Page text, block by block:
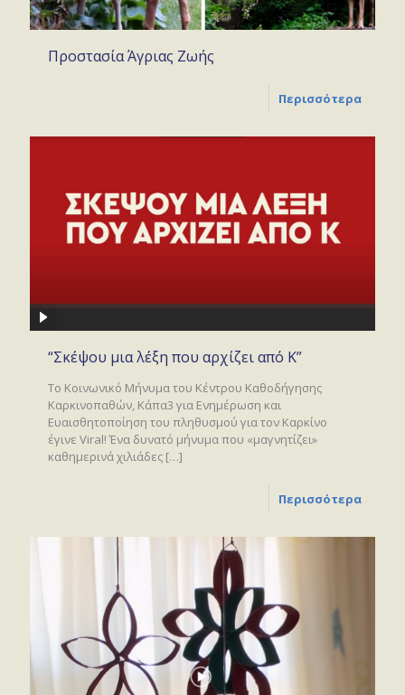
Προστασία Άγριας Ζωής
Περισσότερα
“Σκέψου μια λέξη που αρχίζει από Κ”
Το Κοινωνικό Μήνυμα του Κέντρου Καθοδήγησης
Καρκινοπαθών, Κάπα3 για Ενημέρωση και
Ευαισθητοποίηση του πληθυσμού για τον Καρκίνο
έγινε Viral! Ένα δυνατό μήνυμα που «μαγνητίζει»
καθημερινά χιλιάδες […]
Περισσότερα